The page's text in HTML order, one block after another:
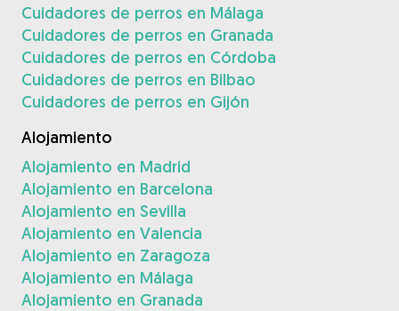
Cuidadores de perros en Málaga
Cuidadores de perros en Granada
Cuidadores de perros en Córdoba
Cuidadores de perros en Bilbao
Cuidadores de perros en Gijón
Alojamiento
Alojamiento en Madrid
Alojamiento en Barcelona
Alojamiento en Sevilla
Alojamiento en Valencia
Alojamiento en Zaragoza
Alojamiento en Málaga
Alojamiento en Granada